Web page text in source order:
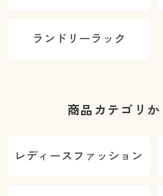
ランドリーラック
商品カテゴリ
レディースファッション